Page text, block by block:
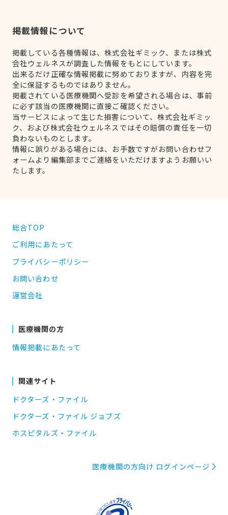
掲載情報について
掲載している各種情報は、株式会社ギミック、または株式
会社ウェルネスが調査した情報をもとにしています。
出来るだけ正確な情報掲載に努めておりますが、内容を完
全に保証するものではありません。
掲載されている医療機関へ受診を希望される場合は、事前
に必ず該当の医療機関に直接ご確認ください。
当サービスによって生じた損害について、株式会社ギミッ
ク、および株式会社ウェルネスではその賠償の責任を一切
負わないものとします。
情報に誤りがある場合には、お手数ですがお問い合わせフ
ォームより編集部までご連絡をいただけますようお願いい
たします。
総合TOP
ご利用にあたって
プライバシーポリシー
お問い合わせ
運営会社
医療機関の方
情報掲載にあたって
関連サイト
ドクターズ・ファイル
ドクターズ・ファイル ジョブズ
ホスピタルズ・ファイル
医療機関の方向け ログインページ